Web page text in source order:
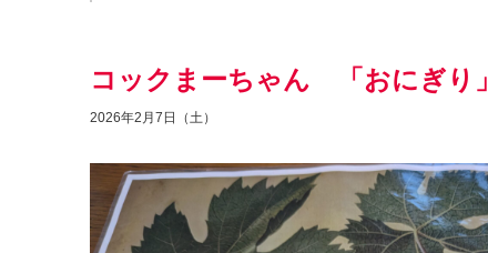
コックまーちゃん 「おにぎり」
2026年2月7日（土）